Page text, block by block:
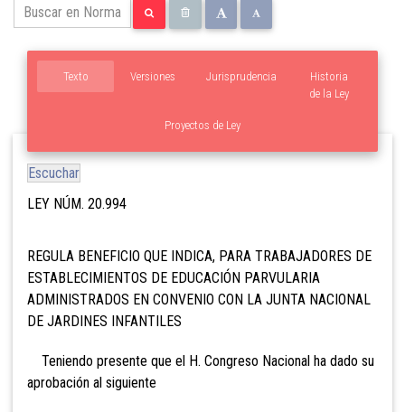
Texto Versiones
Proyectos de Ley
Jurisprudencia
Historia
de la Ley
Escuchar
LEY NÚM. 20.994
REGULA BENEFICIO QUE INDICA, PARA TRABAJADORES DE
ESTABLECIMIENTOS DE EDUCACIÓN PARVULARIA
ADMINISTRADOS EN CONVENIO CON LA JUNTA NACIONAL
DE JARDINES INFANTILES
Teniendo presente que el H. Congreso Nacional ha dado su
aprobación al siguiente